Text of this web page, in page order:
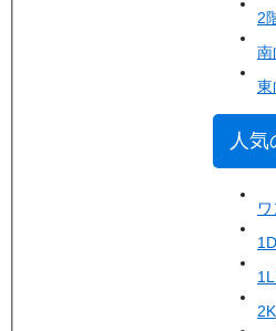
2
南
東
人気
2K